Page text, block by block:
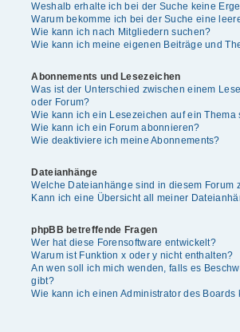
Weshalb erhalte ich bei der Suche keine
Warum bekomme ich bei der Suche eine
Wie kann ich nach Mitgliedern suchen?
Wie kann ich meine eigenen Beiträge und
Abonnements und Lesezeichen
Was ist der Unterschied zwischen einem
oder Forum?
Wie kann ich ein Lesezeichen auf ein
Wie kann ich ein Forum abonnieren?
Wie deaktiviere ich meine Abonnements?
Dateianhänge
Welche Dateianhänge sind in diesem Forum
Kann ich eine Übersicht all meiner
phpBB betreffende Fragen
Wer hat diese Forensoftware entwickelt?
Warum ist Funktion x oder y nicht enthalten?
An wen soll ich mich wenden, falls es
gibt?
Wie kann ich einen Administrator des Boards